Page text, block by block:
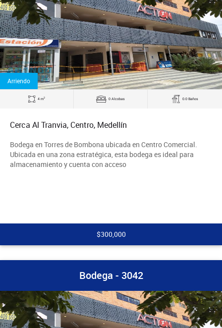
Arriendo
4 m2 0 Alcobas 0.0 Baños
Cerca Al Tranvia, Centro, Medellín
Bodega en Torres de Bombona ubicada en Centro Comercial.
Ubicada en una zona estratégica, esta bodega es ideal para
almacenamiento y cuenta con acceso
$300,000
Bodega - 3042